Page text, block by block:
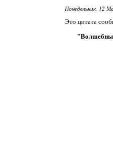
Понедельник, 12
Это цитата